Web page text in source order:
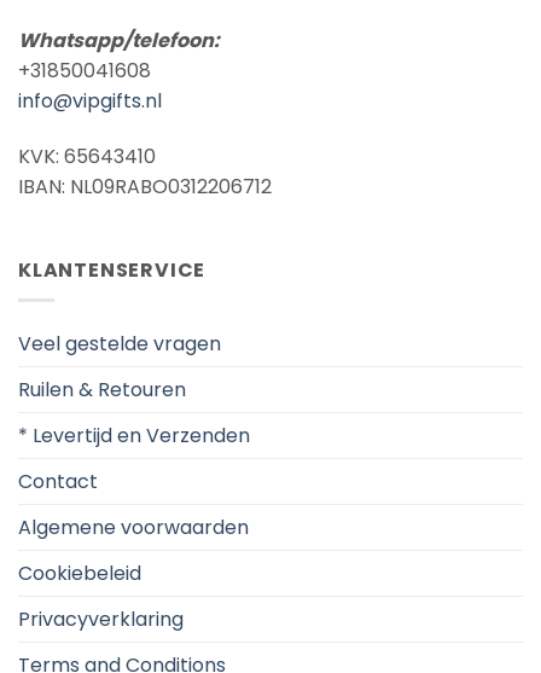
Whatsapp/telefoon:
+31850041608
info@vipgifts.nl
KVK: 65643410
IBAN: NL09RABO0312206712
KLANTENSERVICE
Veel gestelde vragen
Ruilen & Retouren
* Levertijd en Verzenden
Contact
Algemene voorwaarden
Cookiebeleid
Privacyverklaring
Terms and Conditions